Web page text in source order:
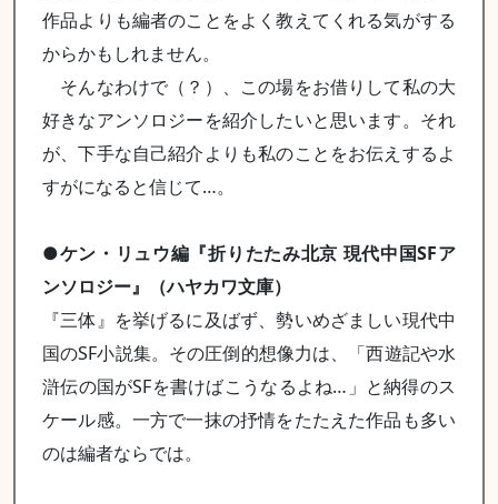
作品よりも編者のことをよく教えてくれる気がする
からかもしれません。
そんなわけで（？）、この場をお借りして私の大
好きなアンソロジーを紹介したいと思います。それ
が、下手な自己紹介よりも私のことをお伝えするよ
すがになると信じて…。
●ケン・リュウ編『折りたたみ北京 現代中国SFア
ンソロジー』（ハヤカワ文庫）
『三体』を挙げるに及ばず、勢いめざましい現代中
国のSF小説集。その圧倒的想像力は、「西遊記や水
滸伝の国がSFを書けばこうなるよね…」と納得のス
ケール感。一方で一抹の抒情をたたえた作品も多い
のは編者ならでは。